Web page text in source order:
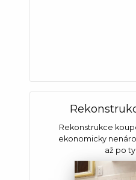
Rekonstrukce
ekonomicky
až po ty